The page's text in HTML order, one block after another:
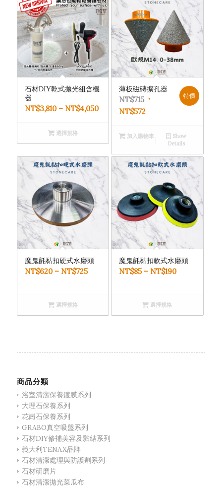
石材DIY乾式拋光組含機
器
NT$3,810– NT$4,050
選擇規格
薄板磁磚擴孔器
NT$715 原
始
格：
NT$715。
NT$572目
價
NT$572。
特價
加入購物車
Show
Details
魔鬼氈黏扣硬式水磨頭
NT$620– NT$725
選擇規格
魔鬼氈黏扣軟式水磨頭
NT$85– NT$190
選擇規格
商品分類
浴室清潔保養鍍膜系列
大理石保養系列
花崗石保養系列
GRABO真空吸盤系列
石材DIY修補美容及黏結系列
義大利TENAX品牌
石材清潔處理與防護劑系列
石材研磨片
石材清潔拋光菜瓜布